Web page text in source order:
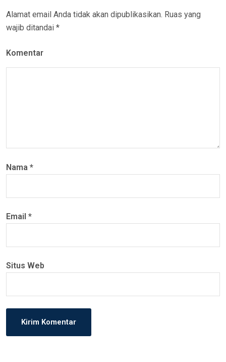
Alamat email Anda tidak akan dipublikasikan. Ruas yang
wajib ditandai *
Komentar
Nama *
Email *
Situs Web